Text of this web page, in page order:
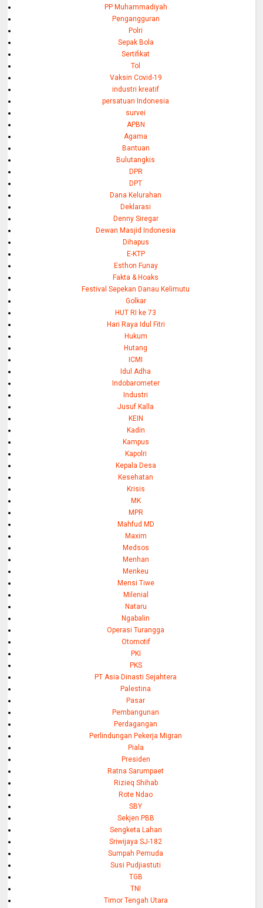
PP Muhammadiyah
Pengangguran
Polri
Sepak Bola
Sertifikat
Tol
Vaksin Covid-19
industri kreatif
persatuan Indonesia
survei
APBN
Agama
Bantuan
Bulutangkis
DPR
DPT
Dana Kelurahan
Deklarasi
Denny Siregar
Dewan Masjid Indonesia
Dihapus
E-KTP
Esthon Funay
Fakta & Hoaks
Festival Sepekan Danau Kelimutu
Golkar
HUT RI ke 73
Hari Raya Idul Fitri
Hukum
Hutang
ICMI
Idul Adha
Indobarometer
Industri
Jusuf Kalla
KEIN
Kadin
Kampus
Kapolri
Kepala Desa
Kesehatan
Krisis
MK
MPR
Mahfud MD
Maxim
Medsos
Menhan
Menkeu
Mensi Tiwe
Milenial
Nataru
Ngabalin
Operasi Turangga
Otomotif
PKI
PKS
PT Asia Dinasti Sejahtera
Palestina
Pasar
Pembangunan
Perdagangan
Perlindungan Pekerja Migran
Piala
Presiden
Ratna Sarumpaet
Rizieq Shihab
Rote Ndao
SBY
Sekjen PBB
Sengketa Lahan
Sriwijaya SJ-182
Sumpah Pemuda
Susi Pudjiastuti
TGB
TNI
Timor Tengah Utara